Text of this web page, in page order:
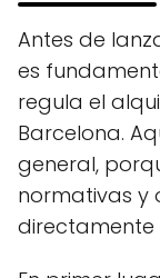
Antes de
es
regula el
Barcelona.
general,
normativas y
directamente